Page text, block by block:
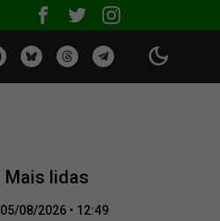
Mais lidas
05/08/2026 • 12:49